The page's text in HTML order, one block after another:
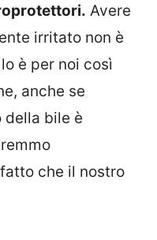
Avere
irritato non è
è per noi così
anche se
della bile è
che il nostro